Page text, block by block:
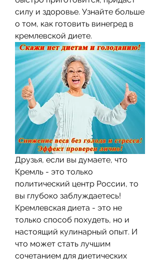
силу и здоровье. Узнайте больше
о том, как готовить винегред в
кремлевской диете.
Друзья, если вы думаете, что
Кремль - это только
политический центр России, то
вы глубоко заблуждаетесь!
Кремлевская диета - это не
только способ похудеть, но и
настоящий кулинарный опыт. И
что может стать лучшим
сочетанием для диетических